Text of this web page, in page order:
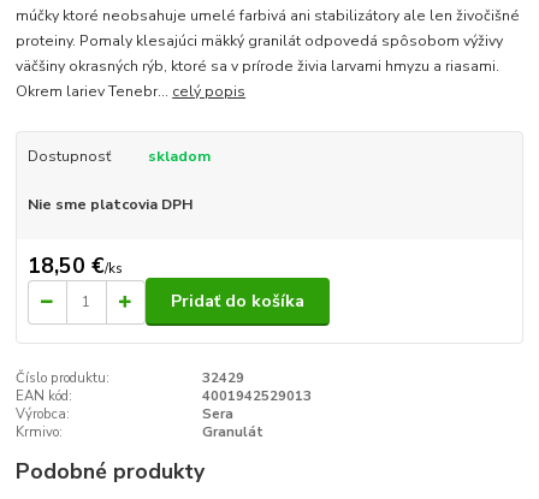
múčky ktoré neobsahuje umelé farbivá ani stabilizátory ale len živočišné
proteiny. Pomaly klesajúci mäkký granilát odpovedá spôsobom výživy
väčšiny okrasných rýb, ktoré sa v prírode živia larvami hmyzu a riasami.
Okrem lariev Tenebr... celý popis
Dostupnosť skladom
Nie sme platcovia DPH
18,50 €/ks
Pridať do košíka
Číslo produktu:
32429
EAN kód:
4001942529013
Výrobca:
Sera
Krmivo:
Granulát
Podobné produkty